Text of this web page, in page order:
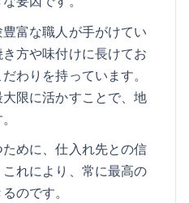
富な職人が手がけてい
方や味付けに長けてお
わりを持っています。
限に活かすことで、地
めに、仕入れ先との信
れにより、常に最高の
のです。